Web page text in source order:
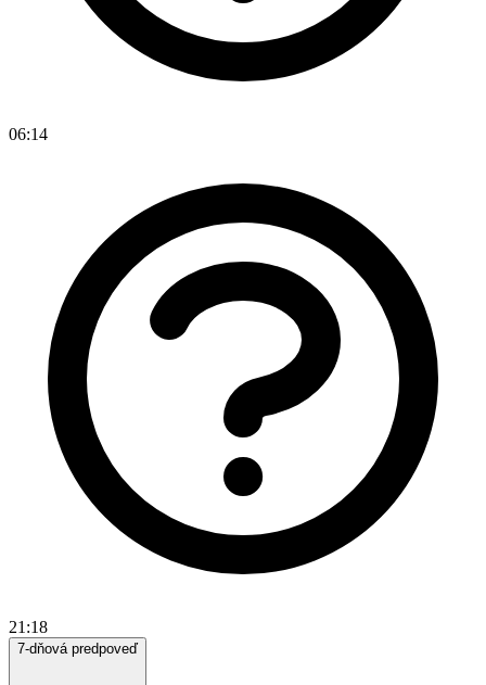
06:14
21:18
7-dňová predpoveď